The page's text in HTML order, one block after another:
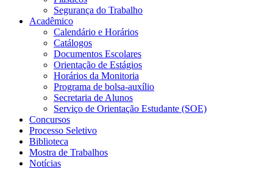
Segurança do Trabalho
Acadêmico
Calendário e Horários
Catálogos
Documentos Escolares
Orientação de Estágios
Horários da Monitoria
Programa de bolsa-auxílio
Secretaria de Alunos
Serviço de Orientação Estudante (SOE)
Concursos
Processo Seletivo
Biblioteca
Mostra de Trabalhos
Notícias